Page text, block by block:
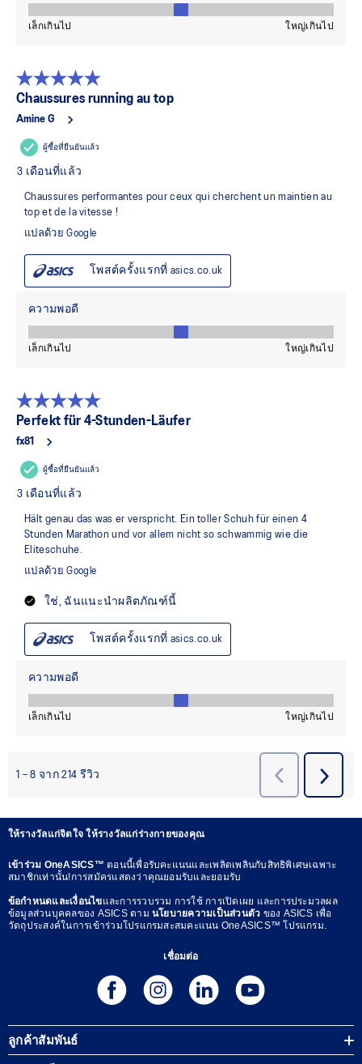
ให้รางวัลแก่จิตใจ ให้รางวัลแก่ร่างกายของคุณ
เข้าร่วม OneASICS™ตอนนี้เพื่อรับคะแนนและเพลิดเพลินกับสิทธิพิเศษเฉพาะ
สมาชิกเท่านั้น!การสมัครแสดงว่าคุณยอมรับและยอมรับ
ข้อกำหนดและเงื่อนไขและการรวบรวม การใช้ การเปิดเผย และการประมวลผล
ข้อมูลส่วนบุคคลของ ASICS ตาม นโยบายความเป็นส่วนตัว ของ ASICS เพื่อ
วัตถุประสงค์ในการเข้าร่วมโปรแกรมสะสมคะแนน OneASICS™ โปรแกรม.
เชื่อมต่อ
ลูกค้าสัมพันธ์